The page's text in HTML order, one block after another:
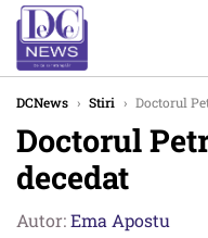
DCNews › Stiri › Doctorul
Doctorul
decedat
Autor:Ema Apostu